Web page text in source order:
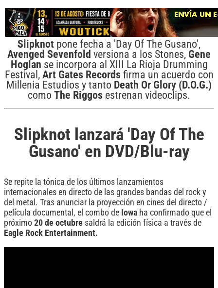
Slipknot pone fecha a 'Day Of The Gusano',
Avenged Sevenfold versiona a los Stones, Gene
Hoglan se incorpora al XIII La Rioja Drumming
Festival, Art Gates Recordsfirma un acuerdo con
Millenia Estudios y tanto Death Or Glory (D.O.G.)
como The Riggos estrenan videoclips.
Slipknot lanzará 'Day Of The
Gusano' en DVD/Blu-ray
Se repite la tónica de los últimos lanzamientos
internacionales en directo de las grandes bandas del rock y
del metal. Tras anunciar la proyección en cines del directo /
película documental, el combo de Iowa ha confirmado que el
próximo 20 de octubre saldrá la edición física a través de
Eagle Rock Entertainment.